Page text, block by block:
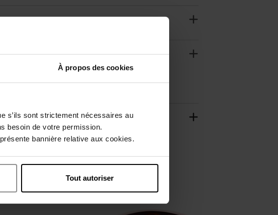
À propos des cookies
s’ils sont strictement nécessaires au
besoin de votre permission.
bannière relative aux cookies.
Tout autoriser
?